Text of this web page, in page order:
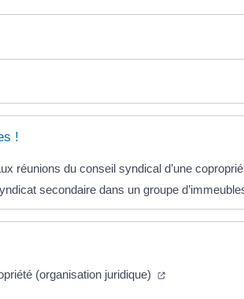
!
réunions du conseil syndical d’une
secondaire dans un groupe
(organisation juridique) (ouverture